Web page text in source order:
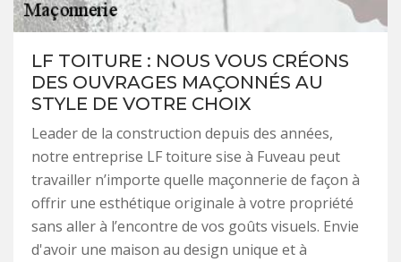
LF TOITURE : NOUS VOUS CRÉONS
DES OUVRAGES MAÇONNÉS AU
STYLE DE VOTRE CHOIX
Leader de la construction depuis des années,
notre entreprise LF toiture sise à Fuveau peut
travailler n’importe quelle maçonnerie de façon à
offrir une esthétique originale à votre propriété
sans aller à l’encontre de vos goûts visuels. Envie
d'avoir une maison au design unique et à